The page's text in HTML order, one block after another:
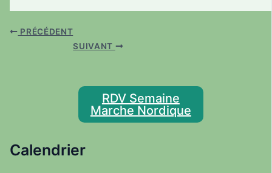
RDV Semaine
Marche Nordique
Calendrier
PRÉCÉDENT
SUIVANT